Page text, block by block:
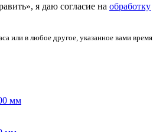
я даю согласие на обработку
или в любое другое, указанное вами время
мм